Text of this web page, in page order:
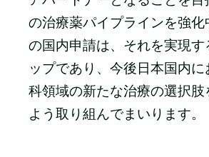
の治療薬パイプラインを強化
の国内申請は、それを実現す
ップであり、今後日本国内
科領域の新たな治療の選択肢
よう取り組んでまいります。